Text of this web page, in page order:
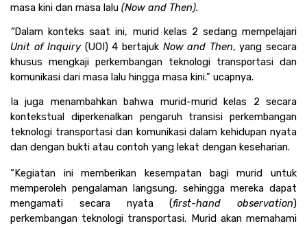
masa kini dan masa lalu (Now and Then).
“
Unit of Inquiry (UOI) 4 bertajuk Now and Then, yang secara
khusus mengkaji perkembangan teknologi transportasi dan
komunikasi dari masa lalu hingga masa kini.” ucapnya.
Ia juga menambahkan bahwa murid-murid kelas 2 secara
kontekstual diperkenalkan pengaruh transisi perkembangan
teknologi transportasi dan komunikasi dalam kehidupan nyata
dan dengan bukti atau contoh yang lekat dengan keseharian.
“Kegiatan ini memberikan kesempatan bagi murid untuk
memperoleh pengalaman langsung, sehingga mereka dapat
mengamati secara nyata (first-hand observation)
perkembangan teknologi transportasi. Murid akan memahami